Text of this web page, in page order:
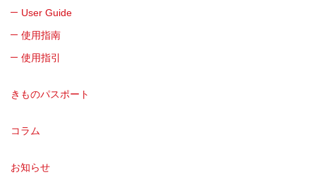
User Guide
使用指南
使用指引
きものパスポート
コラム
お知らせ